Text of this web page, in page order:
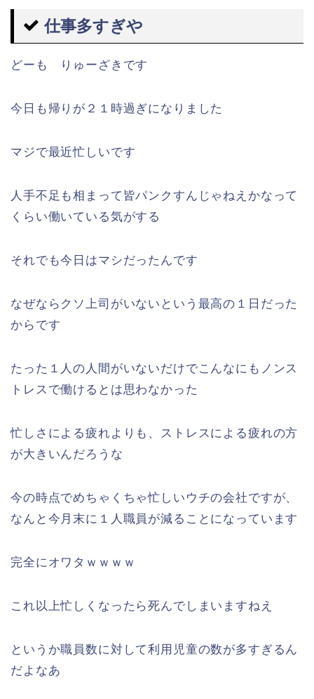
仕事多すぎや
どーも りゅーざきです
今日も帰りが２１時過ぎになりました
マジで最近忙しいです
人手不足も相まって皆パンクすんじゃねえかなって
くらい働いている気がする
それでも今日はマシだったんです
なぜならクソ上司がいないという最高の１日だった
からです
たった１人の人間がいないだけでこんなにもノンス
トレスで働けるとは思わなかった
忙しさによる疲れよりも、ストレスによる疲れの方
が大きいんだろうな
今の時点でめちゃくちゃ忙しいウチの会社ですが、
なんと今月末に１人職員が減ることになっています
完全にオワタｗｗｗｗ
これ以上忙しくなったら死んでしまいますねえ
というか職員数に対して利用児童の数が多すぎるん
だよなあ